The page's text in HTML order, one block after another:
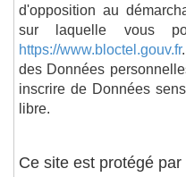
d'opposition au
sur laquelle vous
https://www.bloctel.gouv.fr
des Données
inscrire de Données
libre.
Ce site est protégé